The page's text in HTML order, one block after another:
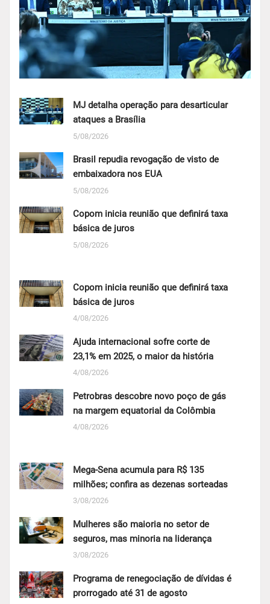
MJ detalha operação para desarticular
ataques a Brasília
5/08/2026
Brasil repudia revogação de visto de
embaixadora nos EUA
5/08/2026
Copom inicia reunião que definirá taxa
básica de juros
5/08/2026
Copom inicia reunião que definirá taxa
básica de juros
4/08/2026
Ajuda internacional sofre corte de
23,1% em 2025, o maior da história
4/08/2026
Petrobras descobre novo poço de gás
na margem equatorial da Colômbia
4/08/2026
Mega-Sena acumula para R$ 135
milhões; confira as dezenas sorteadas
3/08/2026
Mulheres são maioria no setor de
seguros, mas minoria na liderança
3/08/2026
Programa de renegociação de dívidas é
prorrogado até 31 de agosto